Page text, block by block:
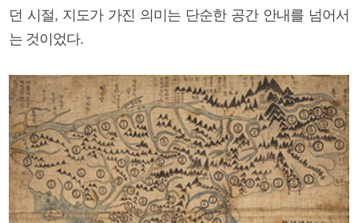
던 시절, 지도가 가진 의미는 단순한 공간 안내를 넘어서
는 것이었다.